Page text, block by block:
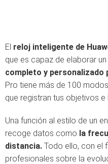
El reloj inteligente de
que es capaz de elaborar un
completo y personalizado
Pro tiene más de 100
que registran tus objetivos e
Una función al estilo de un
recoge datos como la
distancia. Todo ello, con el
profesionales sobre la